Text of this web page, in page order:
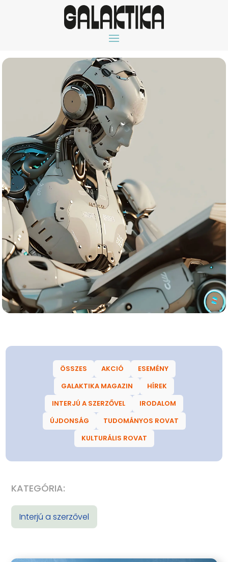
ÖSSZES AKCIÓ
ESEMÉNY
GALAKTIKA MAGAZIN
HÍREK
INTERJÚ A SZERZŐVEL
IRODALOM
ÚJDONSÁG
TUDOMÁNYOS ROVAT
KULTURÁLIS ROVAT
KATEGÓRIA:
Interjú a szerzővel